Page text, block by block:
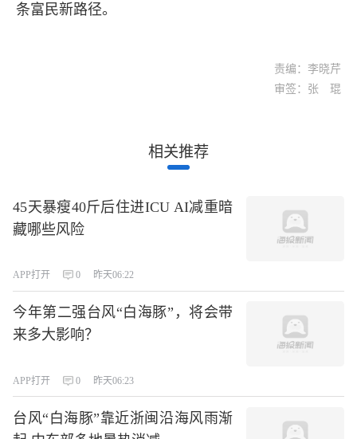
条富民新路径。
责编：李晓芹
审签：张 琨
相关推荐
45天暴瘦40斤后住进ICU AI减重暗
藏哪些风险
APP打开 0 昨天06:22
今年第二强台风“白海豚”，将会带
来多大影响？
APP打开 0 昨天06:23
台风“白海豚”靠近浙闽沿海风雨渐